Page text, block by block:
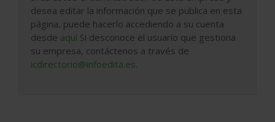
desea editar la información que se publica en esta
página, puede hacerlo accediendo a su cuenta
desde aquí Si desconoce el usuario que gestiona
su empresa, contáctenos a través de
icdirectorio@infoedita.es.